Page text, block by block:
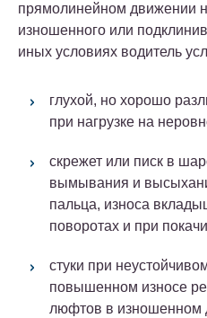
прямолинейном движении
изношенного или
иных условиях водитель
глухой, но хорошо
при нагрузке на
скрежет или писк в
вымывания и
пальца, износа
поворотах и при
стуки при
повышенном износе
люфтов в изношенном